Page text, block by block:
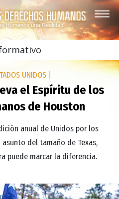
UNIDOS
el Espíritu de los
de Houston
anual de Unidos por los
asunto del tamaño de Texas,
puede marcar la diferencia.